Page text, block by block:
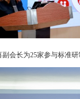
会长为25家参与标准